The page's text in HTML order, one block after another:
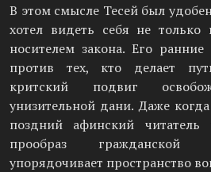
В этом смысле Тесей был
хотел видеть себя не
носителем закона. Его
против тех, кто делает
критский подвиг
унизительной дани. Даже
поздний афинский
прообраз гражданской
упорядочивает пространство